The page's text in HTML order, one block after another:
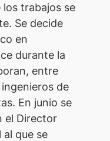
los trabajos se
Se decide
en
durante la
entre
de
En junio se
el Director
al que se